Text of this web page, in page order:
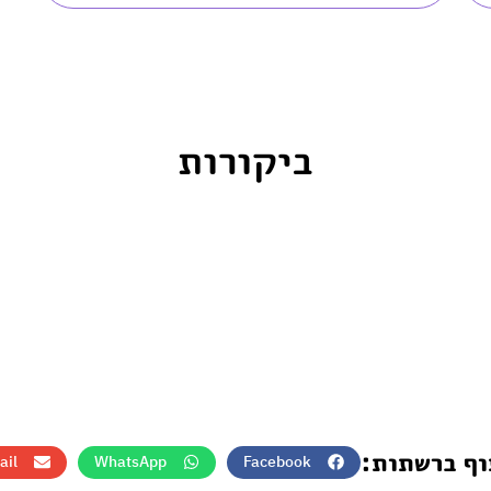
ביקורות
ברשתות: Facebook
WhatsApp